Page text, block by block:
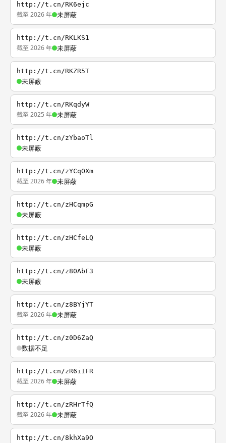
http://t.cn/RK6ejc
截至 2026 年 未屏蔽
http://t.cn/RKLKS1
截至 2026 年 未屏蔽
http://t.cn/RKZR5T
未屏蔽
http://t.cn/RKqdyW
截至 2025 年 未屏蔽
http://t.cn/zYbaoTl
未屏蔽
http://t.cn/zYCqOXm
截至 2026 年 未屏蔽
http://t.cn/zHCqmpG
未屏蔽
http://t.cn/zHCfeLQ
未屏蔽
http://t.cn/z80AbF3
未屏蔽
http://t.cn/z8BYjYT
截至 2026 年 未屏蔽
http://t.cn/z0D6ZaQ
数据不足
http://t.cn/zR6iIFR
截至 2026 年 未屏蔽
http://t.cn/zRHrTfQ
截至 2026 年 未屏蔽
http://t.cn/8khXa9O